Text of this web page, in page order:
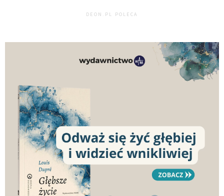
DEON.PL POLECA